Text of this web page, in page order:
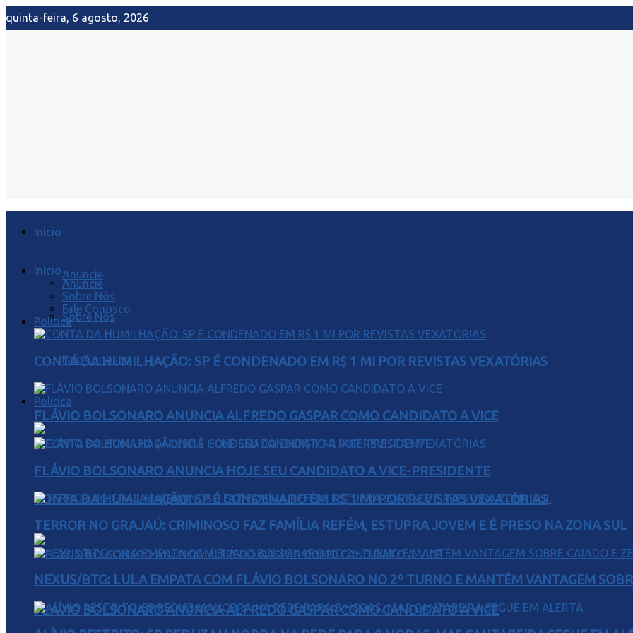
quinta-feira, 6 agosto, 2026
Início
Anuncie
Sobre Nós
Fale Conosco
Política
CONTA DA HUMILHAÇÃO: SP É CONDENADO EM R$ 1 MI POR REVISTAS VEXATÓRIAS
FLÁVIO BOLSONARO ANUNCIA ALFREDO GASPAR COMO CANDIDATO A VICE
Início
Anuncie
Sobre Nós
Fale Conosco
Política
CONTA DA HUMILHAÇÃO: SP É CONDENADO EM R$ 1 MI POR REVISTAS VEXATÓRIAS
FLÁVIO BOLSONARO ANUNCIA ALFREDO GASPAR COMO CANDIDATO A VICE
FLÁVIO BOLSONARO ANUNCIA HOJE SEU CANDIDATO A VICE-PRESIDENTE
TERROR NO GRAJAÚ: CRIMINOSO FAZ FAMÍLIA REFÉM, ESTUPRA JOVEM E É PRESO NA ZONA SUL
NEXUS/BTG: LULA EMPATA COM FLÁVIO BOLSONARO NO 2º TURNO E MANTÉM VANTAGEM